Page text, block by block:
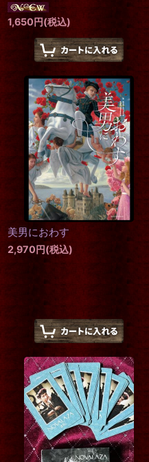
1,650円(税込)
美男におわす
2,970円(税込)